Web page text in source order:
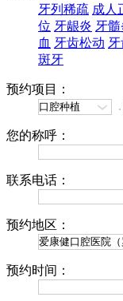
牙列稀疏 成人
位 牙龈炎 牙髓
血 牙齿松动
斑牙
预约项目：
您的称呼：
联系电话：
预约地区：
预约时间：